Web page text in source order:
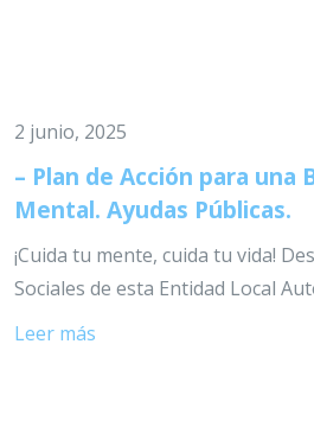
2 junio, 2025
– Plan de Acción para una
Mental. Ayudas Públicas.
¡Cuida tu mente, cuida tu vida!
Sociales de esta Entidad Local
Leer más